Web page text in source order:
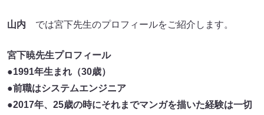
山内 では宮下先生のプロフィールをご紹介します。
宮下暁先生プロフィール
●1991年生まれ（30歳）
●前職はシステムエンジニア
●2017年、25歳の時にそれまでマンガを描いた経験は一切